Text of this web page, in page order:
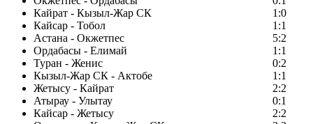
Кайрат - Кызыл-Жар СК
1:0
Кайсар - Тобол
1:1
Астана - Окжетпес
5:2
Ордабасы - Елимай
1:1
Туран - Женис
0:2
Кызыл-Жар СК - Актобе
1:1
Жетысу - Кайрат
2:2
Атырау - Улытау
0:1
Кайсар - Жетысу
2:2